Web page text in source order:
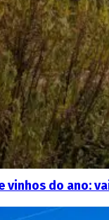
vinhos do ano: